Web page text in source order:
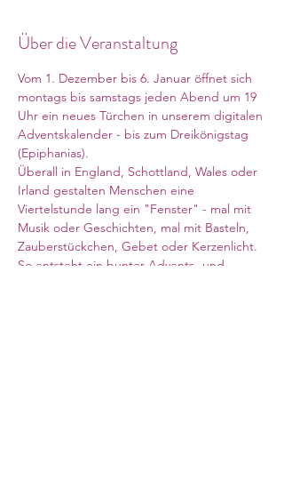
Über die Veranstaltung
Vom 1. Dezember bis 6. Januar öffnet sich
montags bis samstags jeden Abend um 19
Uhr ein neues Türchen in unserem digitalen
Adventskalender - bis zum Dreikönigstag
(Epiphanias).
Überall in England, Schottland, Wales oder
Irland gestalten Menschen eine
Viertelstunde lang ein "Fenster" - mal mit
Musik oder Geschichten, mal mit Basteln,
Zauberstückchen, Gebet oder Kerzenlicht.
So entsteht ein bunter Advents- und